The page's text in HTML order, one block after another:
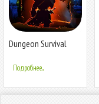
Dungeon Survival
Подробнее...